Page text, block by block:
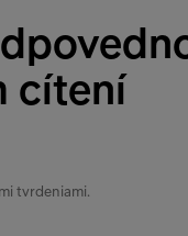
cítení
tvrdeniami.